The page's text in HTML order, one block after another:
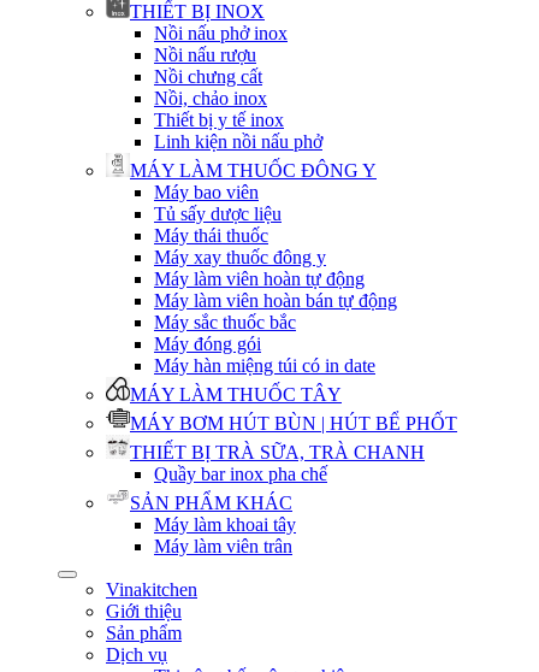
THIẾT BỊ INOX
Nồi nấu phở inox
Nồi nấu rượu
Nồi chưng cất
Nồi, chảo inox
Thiết bị y tế inox
Linh kiện nồi nấu phở
MÁY LÀM THUỐC ĐÔNG Y
Máy bao viên
Tủ sấy dược liệu
Máy thái thuốc
Máy xay thuốc đông y
Máy làm viên hoàn tự động
Máy làm viên hoàn bán tự động
Máy sắc thuốc bắc
Máy đóng gói
Máy hàn miệng túi có in date
MÁY LÀM THUỐC TÂY
MÁY BƠM HÚT BÙN | HÚT BỂ PHỐT
THIẾT BỊ TRÀ SỮA, TRÀ CHANH
Quầy bar inox pha chế
SẢN PHẨM KHÁC
Máy làm khoai tây
Máy làm viên trân
Vinakitchen
Giới thiệu
Sản phẩm
Dịch vụ